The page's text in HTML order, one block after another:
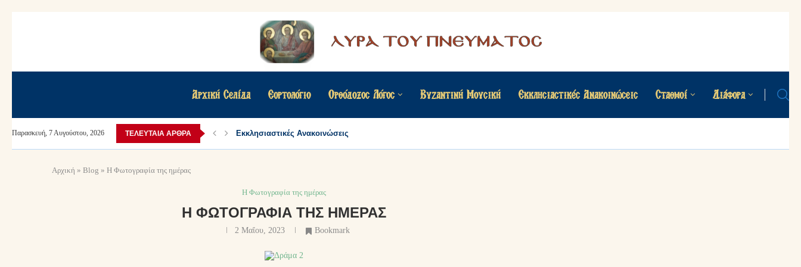
Αρχική Σελίδα Εορτολόγιο Ορθόδοξος Λόγος Βυζαντινή Μουσική Εκκλησιαστικές Ανακοινώσεις Σταθμοί Διάφορα
Παρασκευή, 7 Αυγούστου, 2026 ΤΕΛΕΥΤΑΊΑ ΆΡΘΡΑ Εκκλησιαστικές Ανακοινώσεις
Αρχική » Blog » Η Φωτογραφία της ημέρας
Η Φωτογραφία της ημέρας
Η ΦΩΤΟΓΡΑΦΊΑ ΤΗΣ ΗΜΈΡΑΣ
2 Μαΐου, 2023 Bookmark